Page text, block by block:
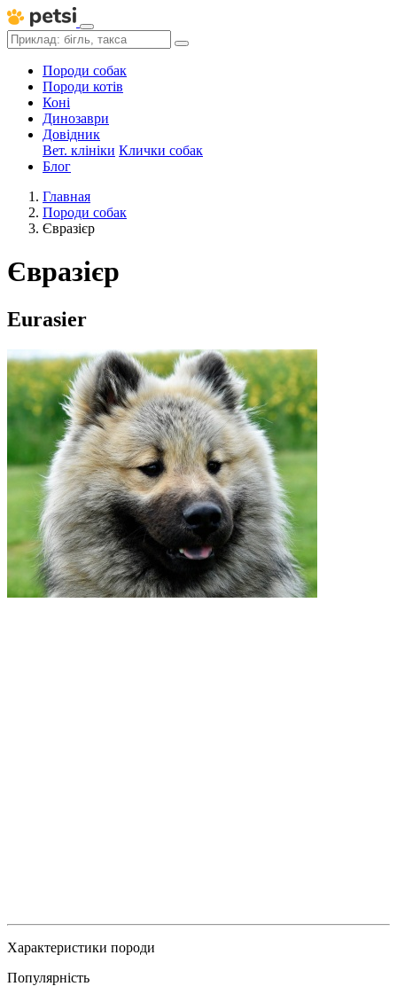
Породи собак
Породи котів
Коні
Динозаври
Довідник
Вет. клініки Клички собак
Блог
Главная
Породи собак
Євразієр
Євразієр
Eurasier
Характеристики породи
Популярність